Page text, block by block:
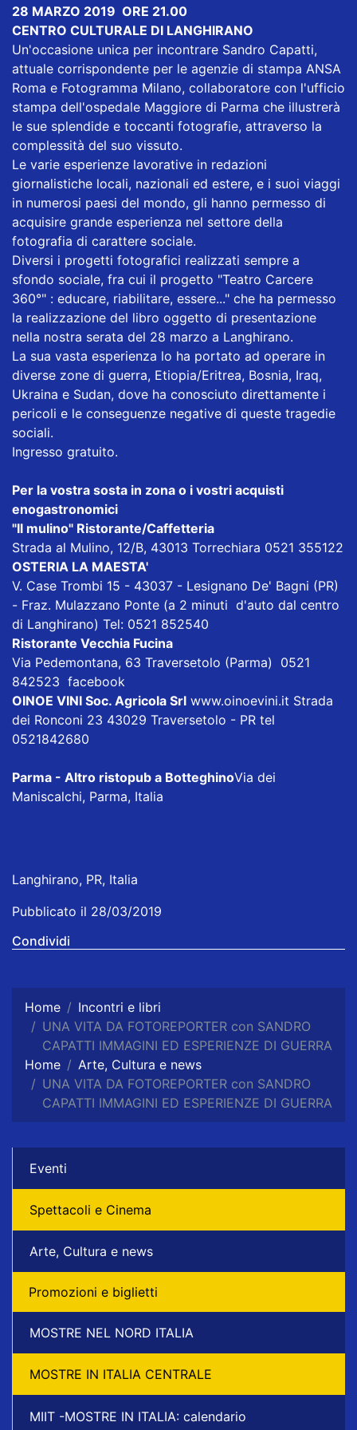
28 MARZO 2019 ORE 21.00
CENTRO CULTURALE DI LANGHIRANO
Un'occasione unica per incontrare Sandro Capatti,
attuale corrispondente per le agenzie di stampa ANSA
Roma e Fotogramma Milano, collaboratore con l'ufficio
stampa dell'ospedale Maggiore di Parma che illustrerà
le sue splendide e toccanti fotografie, attraverso la
complessità del suo vissuto.
Le varie esperienze lavorative in redazioni
giornalistiche locali, nazionali ed estere, e i suoi viaggi
in numerosi paesi del mondo, gli hanno permesso di
acquisire grande esperienza nel settore della
fotografia di carattere sociale.
Diversi i progetti fotografici realizzati sempre a
sfondo sociale, fra cui il progetto "Teatro Carcere
360°" : educare, riabilitare, essere..." che ha permesso
la realizzazione del libro oggetto di presentazione
nella nostra serata del 28 marzo a Langhirano.
La sua vasta esperienza lo ha portato ad operare in
diverse zone di guerra, Etiopia/Eritrea, Bosnia, Iraq,
Ukraina e Sudan, dove ha conosciuto direttamente i
pericoli e le conseguenze negative di queste tragedie
sociali.
Ingresso gratuito.
Per la vostra sosta in zona o i vostri acquisti
enogastronomici
"Il mulino" Ristorante/Caffetteria
Strada al Mulino, 12/B, 43013 Torrechiara 0521 355122
OSTERIA LA MAESTA'
V. Case Trombi 15 - 43037 - Lesignano De' Bagni (PR)
- Fraz. Mulazzano Ponte (a 2 minuti d'auto dal centro
di Langhirano) Tel: 0521 852540
Ristorante Vecchia Fucina
Via Pedemontana, 63 Traversetolo (Parma) 0521
842523 facebook
OINOE VINI Soc. Agricola Srl www.oinoevini.it Strada
dei Ronconi 23 43029 Traversetolo - PR tel
0521842680
Parma - Altro ristopub a BotteghinoVia dei
Maniscalchi, Parma, Italia
Langhirano, PR, Italia
Pubblicato il 28/03/2019
Condividi
Home
Incontri e libri
UNA VITA DA FOTOREPORTER con SANDRO
CAPATTI IMMAGINI ED ESPERIENZE DI GUERRA
Home
Arte, Cultura e news
UNA VITA DA FOTOREPORTER con SANDRO
CAPATTI IMMAGINI ED ESPERIENZE DI GUERRA
Eventi
Spettacoli e Cinema
Arte, Cultura e news
Promozioni e biglietti
MOSTRE NEL NORD ITALIA
MOSTRE IN ITALIA CENTRALE
MIIT -MOSTRE IN ITALIA: calendario